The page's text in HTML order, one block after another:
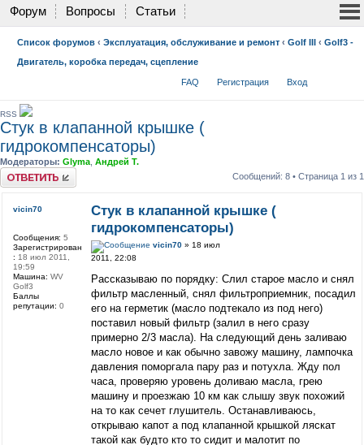
Форум Вопросы Статьи
Список форумов ‹ Эксплуатация, обслуживание и ремонт ‹ Golf III ‹ Golf3 -
Двигатель, коробка передач, сцепление
FAQ Регистрация Вход
RSS
Стук в клапанной крышке (
гидрокомпенсаторы)
Модераторы: Glyma Андрей Т.
Ответить
Сообщений: 8 • Страница 1 из 1
Стук в клапанной крышке (
гидрокомпенсаторы)
vicin70» 18 июл
2011, 22:08
Рассказываю по порядку: Слил старое масло и снял
фильтр масленный, снял фильтроприемник, посадил
его на герметик (масло подтекало из под него)
поставил новый фильтр (залил в него сразу
примерно 2/3 масла). На следующий день заливаю
масло новое и как обычно завожу машину, лампочка
давления поморгала пару раз и потухла. Жду пол
часа, проверяю уровень доливаю масла, грею
машину и проезжаю 10 км как слышу звук похожий
на то как сечет глушитель. Останавливаюсь,
открываю капот а под клапанной крышкой ляскат
такой как будто кто то сидит и малотит по
vicin70
Сообщения: 5
Зарегистрирован
: 18 июл 2011,
19:59
Машина: WV
Golf3
Баллы
репутации: 0